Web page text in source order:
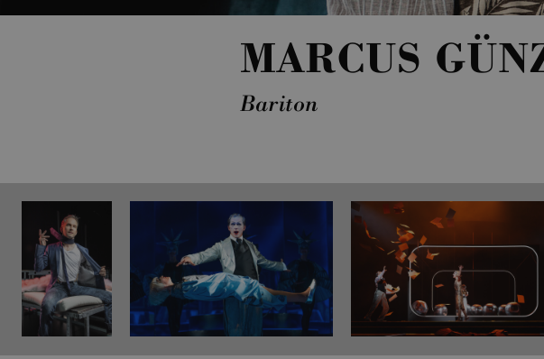
MARCUS
Bariton